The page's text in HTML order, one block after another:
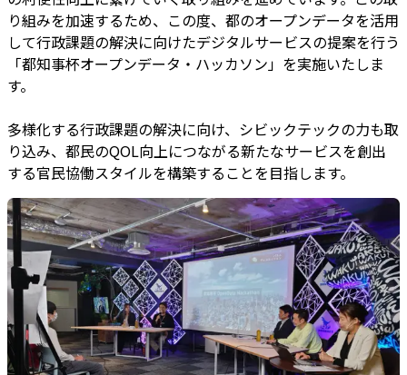
り組みを加速するため、この度、都のオープンデータを活用
して行政課題の解決に向けたデジタルサービスの提案を行う
「都知事杯オープンデータ・ハッカソン」を実施いたしま
す。
多様化する行政課題の解決に向け、シビックテックの力も取
り込み、都民のQOL向上につながる新たなサービスを創出
する官民協働スタイルを構築することを目指します。